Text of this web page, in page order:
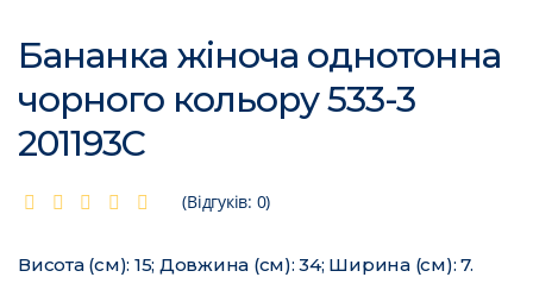
Бананка жіноча однотонна
чорного кольору 533-3
201193C
(Відгуків: 0)
Висота (см): 15; Довжина (см): 34; Ширина (см): 7.